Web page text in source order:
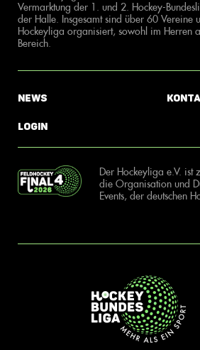
Vermarktung der 1. und 2. Hockey-
der Halle. Insgesamt sind über 60 Vereine
Hockeyliga organisiert, sowohl im Herren
Bereich.
News
Login
Der Hockeyliga e.V. ist
die Organisation und
Events, der deutschen